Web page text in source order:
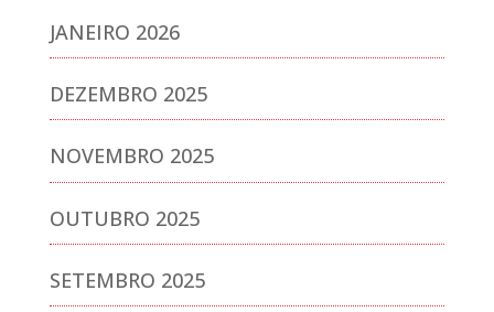
JANEIRO 2026
DEZEMBRO 2025
NOVEMBRO 2025
OUTUBRO 2025
SETEMBRO 2025